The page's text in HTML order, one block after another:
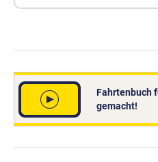
Fahrtenbuch
gemacht!